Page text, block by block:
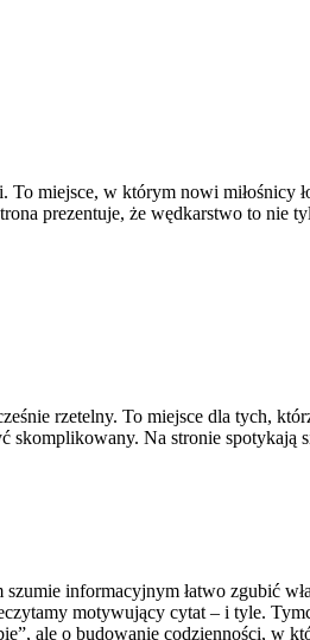
miejsce, w którym nowi miłośnicy
prezentuje, że wędkarstwo to nie
rzetelny. To miejsce dla tych,
skomplikowany. Na stronie spotykają
informacyjnym łatwo zgubić
motywujący cytat – i tyle.
ale o budowanie codzienności, w